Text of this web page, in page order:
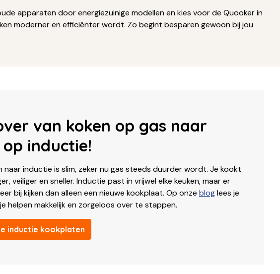
apparaten door energiezuinige modellen en kies voor de Quooker in
moderner en efficiënter wordt. Zo begint besparen gewoon bij jou
van koken op gas naar
op inductie!
naar inductie is slim, zeker nu gas steeds duurder wordt. Je kookt
veiliger en sneller. Inductie past in vrijwel elke keuken, maar er
bij kijken dan alleen een nieuwe kookplaat. Op onze bloglees je
helpen makkelijk en zorgeloos over te stappen.
inductie kookplaten